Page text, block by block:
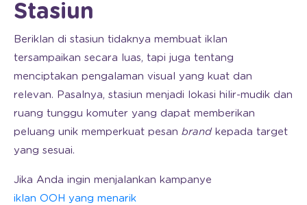
Stasiun
Beriklan di stasiun tidaknya membuat iklan
tersampaikan secara luas, tapi juga tentang
menciptakan pengalaman visual yang kuat dan
relevan. Pasalnya, stasiun menjadi lokasi hilir-mudik dan
ruang tunggu komuter yang dapat memberikan
peluang unik memperkuat pesan brand kepada target
yang sesuai.
Jika Anda ingin menjalankan kampanye
iklan OOH yang menarik